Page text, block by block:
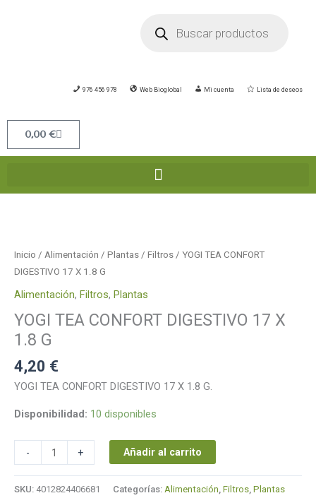
productos
976 456 978 Web Bioglobal Mi cuenta Lista de deseos
0,00 €Carrito
Inicio / Alimentación / Plantas / Filtros / YOGI TEA CONFORT
DIGESTIVO 17 X 1.8 G
Alimentación, Filtros, Plantas
YOGI TEA CONFORT DIGESTIVO 17 X
1.8 G
4,20 €
YOGI TEA CONFORT DIGESTIVO 17 X 1.8 G.
Disponibilidad: 10 disponibles
-
CONFORT
DIGESTIVO
X
1.8
G
+ Añadir al carrito
SKU: 4012824406681 Categorías: Alimentación Filtros Plantas